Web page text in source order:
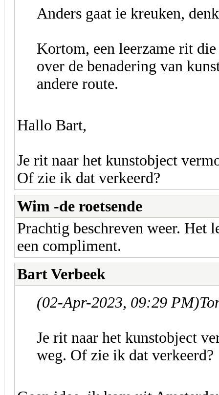
Anders gaat ie kreuken,
Kortom, een leerzame rit
over de benadering van
andere route.
Hallo Bart,
Je rit naar het kunstobject
Of zie ik dat verkeerd?
Wim -de roetsende
Prachtig beschreven weer. Het
een compliment.
Bart Verbeek
(02-Apr-2023, 09:29 PM)
Je rit naar het kunstobject
weg. Of zie ik dat verkeerd?